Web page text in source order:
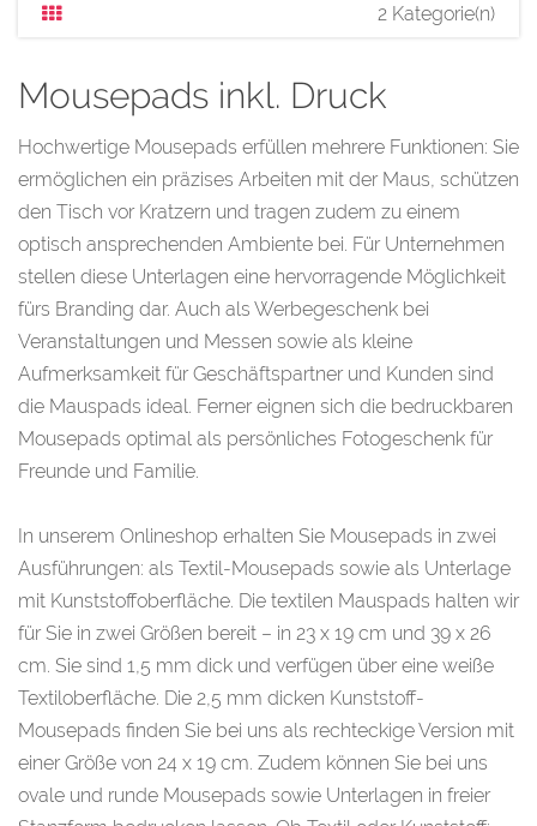
2 Kategorie(n)
Mousepads inkl. Druck
Hochwertige Mousepads erfüllen mehrere Funktionen: Sie
ermöglichen ein präzises Arbeiten mit der Maus, schützen
den Tisch vor Kratzern und tragen zudem zu einem
optisch ansprechenden Ambiente bei. Für Unternehmen
stellen diese Unterlagen eine hervorragende Möglichkeit
fürs Branding dar. Auch als Werbegeschenk bei
Veranstaltungen und Messen sowie als kleine
Aufmerksamkeit für Geschäftspartner und Kunden sind
die Mauspads ideal. Ferner eignen sich die bedruckbaren
Mousepads optimal als persönliches Fotogeschenk für
Freunde und Familie.
In unserem Onlineshop erhalten Sie Mousepads in zwei
Ausführungen: als Textil-Mousepads sowie als Unterlage
mit Kunststoffoberfläche. Die textilen Mauspads halten wir
für Sie in zwei Größen bereit – in 23 x 19 cm und 39 x 26
cm. Sie sind 1,5 mm dick und verfügen über eine weiße
Textiloberfläche. Die 2,5 mm dicken Kunststoff-
Mousepads finden Sie bei uns als rechteckige Version mit
einer Größe von 24 x 19 cm. Zudem können Sie bei uns
ovale und runde Mousepads sowie Unterlagen in freier